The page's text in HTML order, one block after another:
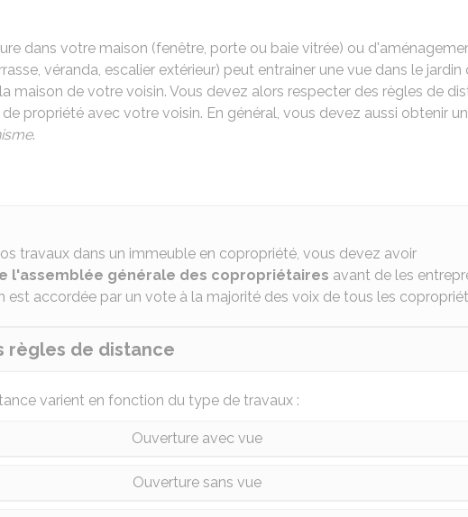
dans votre maison (fenêtre, porte ou baie vitrée) ou
véranda, escalier extérieur) peut entrainer une vue dans le jardin
maison de votre voisin. Vous devez alors respecter des règles de
propriété avec votre voisin. En général, vous devez aussi obtenir
.
travaux dans un immeuble en copropriété, vous devez avoir
l'assemblée générale des copropriétaires avant de les
est accordée par un vote à la majorité des voix de tous les
règles de distance
varient en fonction du type de travaux :
Ouverture avec vue
Ouverture sans vue